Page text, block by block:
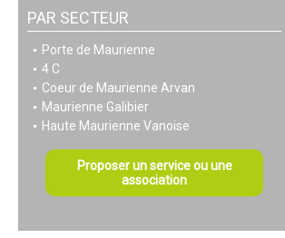
PAR SECTEUR
Porte de Maurienne
4 C
Coeur de Maurienne Arvan
Maurienne Galibier
Haute Maurienne Vanoise
Proposer un service ou une
association